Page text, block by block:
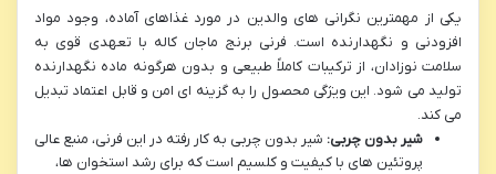
یکی از مهمترین نگرانی های والدین در مورد غذاهای آماده، وجود مواد
افزودنی و نگهدارنده است. فرنی برنج ماجان کاله با تعهدی قوی به
سلامت نوزادان، از ترکیبات کاملاً طبیعی و بدون هرگونه ماده نگهدارنده
تولید می شود. این ویژگی محصول را به گزینه ای امن و قابل اعتماد تبدیل
می کند.
شیر بدون چربی: شیر بدون چربی به کار رفته در این فرنی، منبع عالی
پروتئین های با کیفیت و کلسیم است که برای رشد استخوان ها،